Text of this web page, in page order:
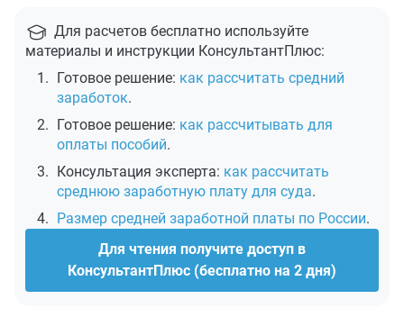
Для расчетов бесплатно используйте
материалы и инструкции КонсультантПлюс:
Готовое решение: как рассчитать средний
заработок.
Готовое решение: как рассчитывать для
оплаты пособий.
Консультация эксперта: как рассчитать
среднюю заработную плату для суда.
Размер средней заработной платы по России.
Для чтения получите доступ в
КонсультантПлюс (бесплатно на 2 дня)